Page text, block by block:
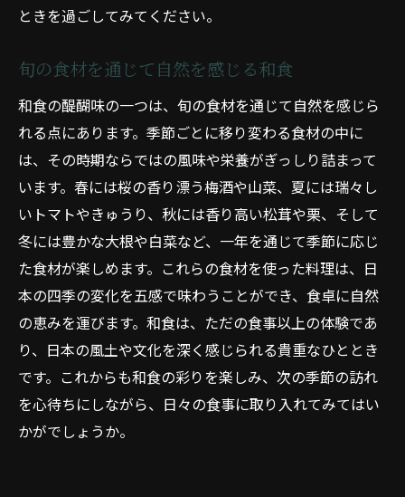
ときを過ごしてみてください。
旬の食材を通じて自然を感じる和食
和食の醍醐味の一つは、旬の食材を通じて自然を感じら
れる点にあります。季節ごとに移り変わる食材の中に
は、その時期ならではの風味や栄養がぎっしり詰まって
います。春には桜の香り漂う梅酒や山菜、夏には瑞々し
いトマトやきゅうり、秋には香り高い松茸や栗、そして
冬には豊かな大根や白菜など、一年を通じて季節に応じ
た食材が楽しめます。これらの食材を使った料理は、日
本の四季の変化を五感で味わうことができ、食卓に自然
の恵みを運びます。和食は、ただの食事以上の体験であ
り、日本の風土や文化を深く感じられる貴重なひととき
です。これからも和食の彩りを楽しみ、次の季節の訪れ
を心待ちにしながら、日々の食事に取り入れてみてはい
かがでしょうか。